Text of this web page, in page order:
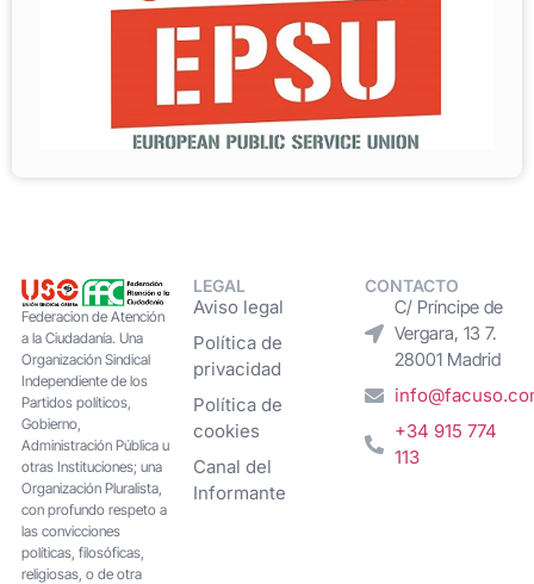
Federacion de Atención
a la Ciudadanía. Una
Organización Sindical
Independiente de los
Partidos políticos,
Gobierno,
Administración Pública u
otras Instituciones; una
Organización Pluralista,
con profundo respeto a
las convicciones
políticas, filosóficas,
religiosas, o de otra
LEGAL
Aviso legal
Política de
privacidad
Política de
cookies
Canal del
Informante
CONTACTO
C/ Príncipe de
Vergara, 13 7.
28001 Madrid
+34 915 774
113